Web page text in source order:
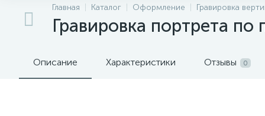
Главная Каталог Оформление Гравировка
Гравировка портрета по
Описание Характеристики Отзывы 0